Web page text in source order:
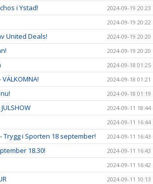
i Ystad! 2024-09-19 20:23
2024-09-19 20:22
United Deals! 2024-09-19 20:20
2024-09-19 20:20
2024-09-18 01:25
VÄLKOMNA! 2024-09-18 01:21
2024-09-18 01:19
2024-09-11 18:44
2024-09-11 16:44
Trygg i Sporten 18 september! 2024-09-11 16:43
18.30! 2024-09-11 16:43
2024-09-11 16:42
2024-09-11 10:13